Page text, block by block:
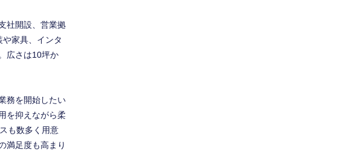
社開設、営業拠
家具、インタ
広さは10坪か
務を開始したい
を抑えながら柔
も数多く用意
満足度も高まり